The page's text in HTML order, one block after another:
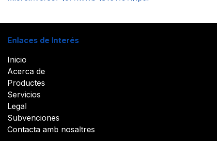
Enlaces de Interés
Inicio
Acerca de
Productes
Servicios
Legal
Subvenciones
Contacta amb nosaltres